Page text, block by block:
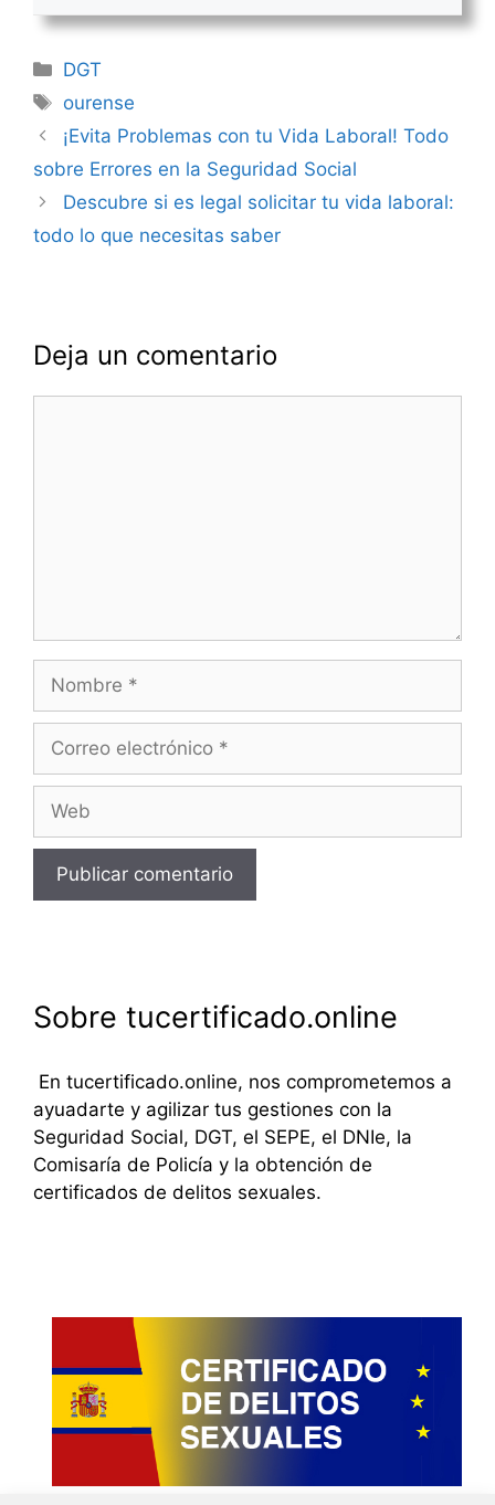
Categorías
DGT
Etiquetas
ourense
Navegación
de
¡Evita Problemas con tu Vida Laboral! Todo
sobre Errores en la Seguridad Social
Descubre si es legal solicitar tu vida laboral:
todo lo que necesitas saber
Deja un comentario
Nombre
Correo
Web
Sobre tucertificado.online
En tucertificado.online, nos comprometemos a
ayuadarte y agilizar tus gestiones con la
Seguridad Social, DGT, el SEPE, el DNIe, la
Comisaría de Policía y la obtención de
certificados de delitos sexuales.